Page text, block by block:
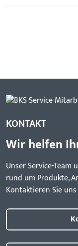
KONTAKT
Wir helfen
Unser Service-
rund um Produkte,
Kontaktieren Sie